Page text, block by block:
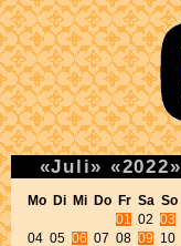
«Juli» «2022»
Mo Di Mi Do Fr Sa So
01
02 03
04 05 06 07 08 09 10